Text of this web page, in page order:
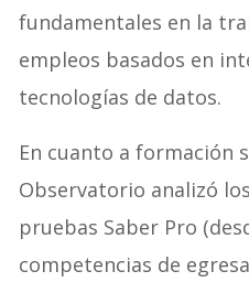
fundamentales en la
empleos basados en
tecnologías de datos.
En cuanto a formación
Observatorio analizó
pruebas Saber Pro
competencias de